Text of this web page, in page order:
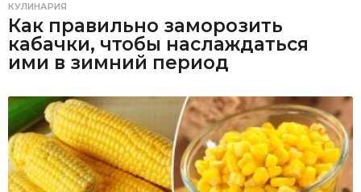
КУЛИНАРИЯ
Как правильно заморозить
кабачки, чтобы наслаждаться
ими в зимний период